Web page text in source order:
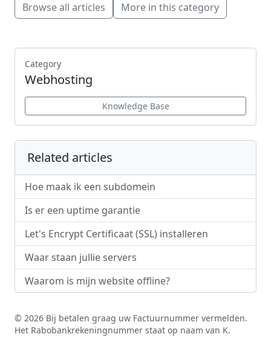
Browse all articles More in this category
Category
Webhosting
Knowledge Base
Related articles
Hoe maak ik een subdomein
Is er een uptime garantie
Let's Encrypt Certificaat (SSL) installeren
Waar staan jullie servers
Waarom is mijn website offline?
© 2026 Bij betalen graag uw Factuurnummer vermelden.
Het Rabobankrekeningnummer staat op naam van K.